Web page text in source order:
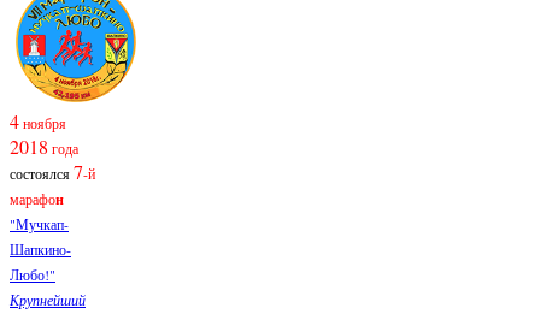
4ноября
2018 года
состоялся7-й
марафон
"Мучкап-
Шапкино-
Любо!"
Крупнейший